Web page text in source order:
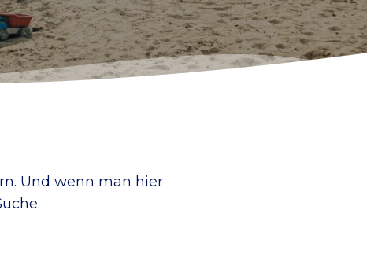
Und wenn man hier